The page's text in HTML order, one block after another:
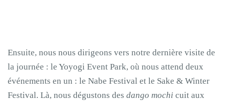
Ensuite, nous nous dirigeons vers notre dernière visite de
la journée : le Yoyogi Event Park, où nous attend deux
événements en un : le Nabe Festival et le Sake & Winter
Festival. Là, nous dégustons des dango mochi cuit aux